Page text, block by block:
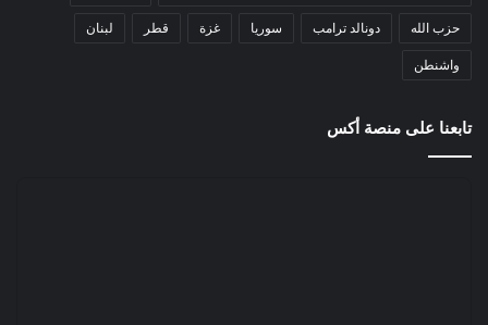
حزب الله دونالد ترامب سوريا غزة قطر لبنان
واشنطن
تابعنا على منصة أكس